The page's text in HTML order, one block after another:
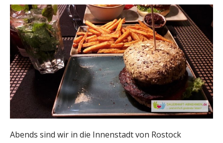
Abends sind wir in die Innenstadt von Rostock